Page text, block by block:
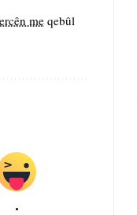
meqebûl
.